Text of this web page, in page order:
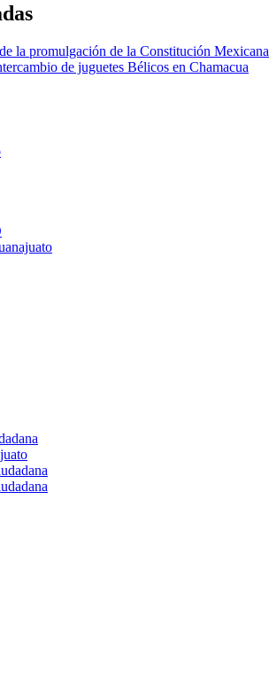
la promulgación de la Constitución Mexicana
de juguetes Bélicos en Chamacua